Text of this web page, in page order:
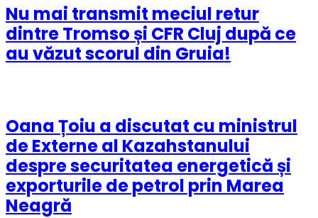
Nu mai transmit meciul retur
dintre Tromso și CFR Cluj după ce
au văzut scorul din Gruia!
Oana Țoiu a discutat cu ministrul
de Externe al Kazahstanului
despre securitatea energetică și
exporturile de petrol prin Marea
Neagră